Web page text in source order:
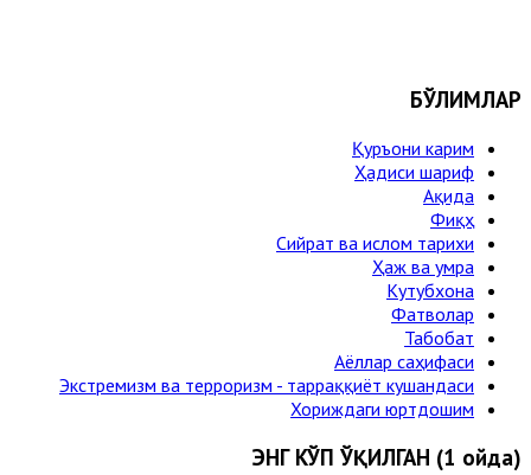
БЎЛИМЛАР
Қуръони карим
Ҳадиси шариф
Ақида
Фиқҳ
Сийрат ва ислом тарихи
Ҳаж ва умра
Кутубхона
Фатволар
Табобат
Аёллар саҳифаси
Экстремизм ва терроризм - тарраққиёт кушандаси
Хориждаги юртдошим
ЭНГ КЎП ЎҚИЛГАН (1 ойда)